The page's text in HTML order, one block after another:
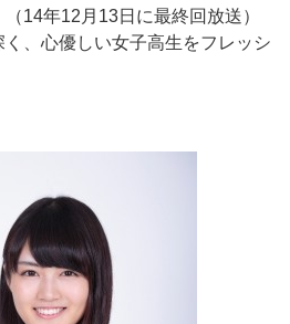
14年12月13日に最終回放送）
、心優しい女子高生をフレッシ